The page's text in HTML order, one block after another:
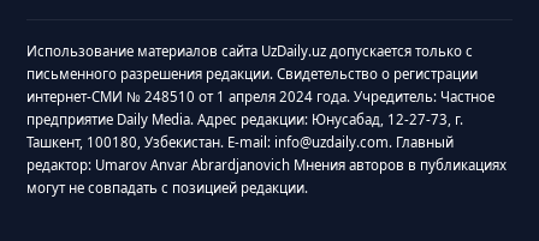
Использование материалов сайта UzDaily.uz допускается только с
письменного разрешения редакции. Свидетельство о регистрации
интернет-СМИ № 248510 от 1 апреля 2024 года. Учредитель: Частное
предприятие Daily Media. Адрес редакции: Юнусабад, 12-27-73, г.
Ташкент, 100180, Узбекистан. E-mail: info@uzdaily.com. Главный
редактор: Umarov Anvar Abrardjanovich Мнения авторов в публикациях
могут не совпадать с позицией редакции.